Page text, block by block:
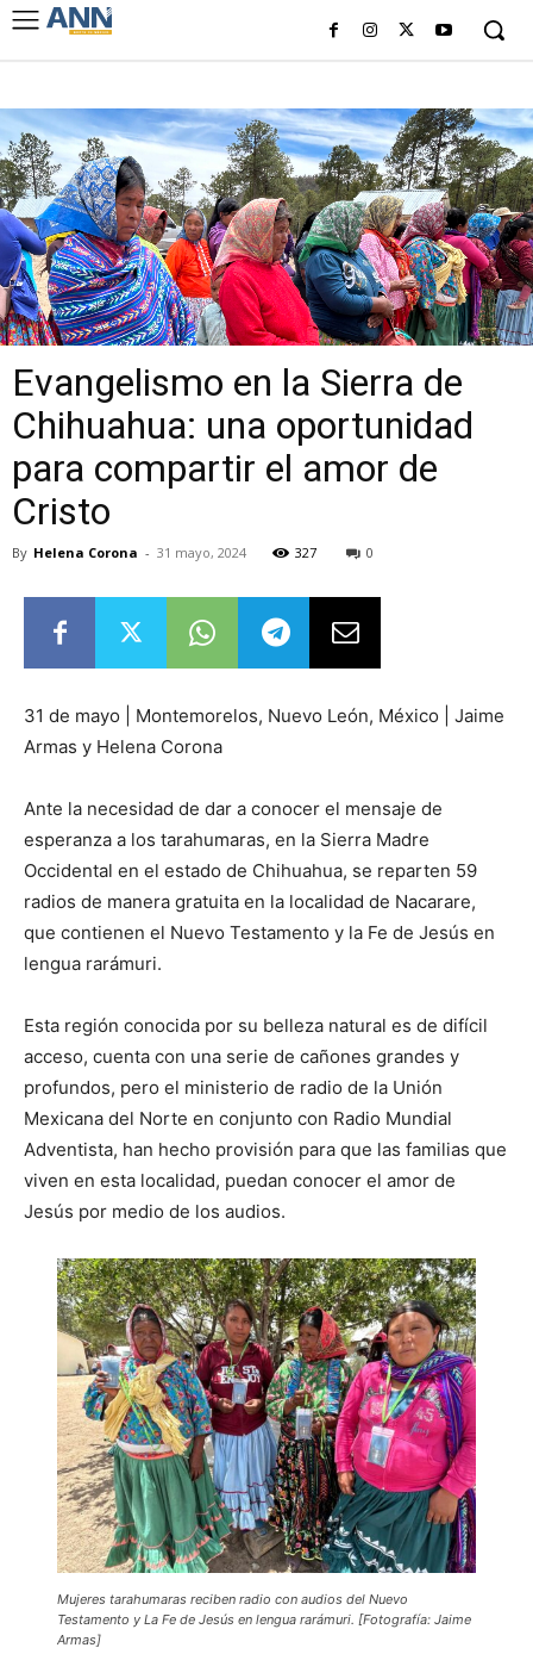
Evangelismo en la Sierra de
Chihuahua: una oportunidad
para compartir el amor de
Cristo
By Helena Corona - 31 mayo, 2024 327 0
31 de mayo | Montemorelos, Nuevo León, México | Jaime
Armas y Helena Corona
Ante la necesidad de dar a conocer el mensaje de
esperanza a los tarahumaras, en la Sierra Madre
Occidental en el estado de Chihuahua, se reparten 59
radios de manera gratuita en la localidad de Nacarare,
que contienen el Nuevo Testamento y la Fe de Jesús en
lengua rarámuri.
Esta región conocida por su belleza natural es de difícil
acceso, cuenta con una serie de cañones grandes y
profundos, pero el ministerio de radio de la Unión
Mexicana del Norte en conjunto con Radio Mundial
Adventista, han hecho provisión para que las familias que
viven en esta localidad, puedan conocer el amor de
Jesús por medio de los audios.
Mujeres tarahumaras reciben radio con audios del Nuevo
Testamento y La Fe de Jesús en lengua rarámuri. [Fotografía: Jaime
Armas]